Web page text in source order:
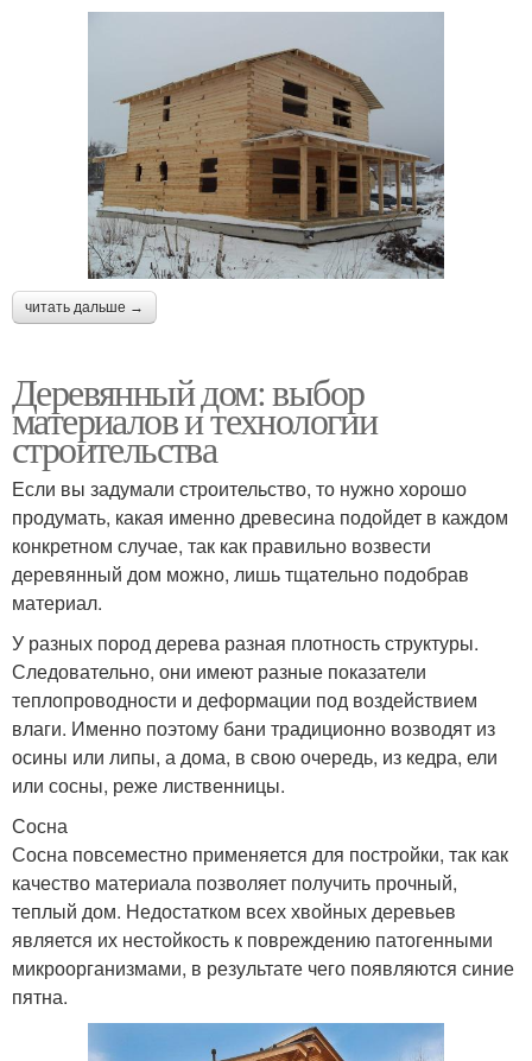
читать дальше →
Деревянный дом: выбор
материалов и технологии
строительства
Если вы задумали строительство, то нужно хорошо
продумать, какая именно древесина подойдет в каждом
конкретном случае, так как правильно возвести
деревянный дом можно, лишь тщательно подобрав
материал.
У разных пород дерева разная плотность структуры.
Следовательно, они имеют разные показатели
теплопроводности и деформации под воздействием
влаги. Именно поэтому бани традиционно возводят из
осины или липы, а дома, в свою очередь, из кедра, ели
или сосны, реже лиственницы.
Сосна
Сосна повсеместно применяется для постройки, так как
качество материала позволяет получить прочный,
теплый дом. Недостатком всех хвойных деревьев
является их нестойкость к повреждению патогенными
микроорганизмами, в результате чего появляются синие
пятна.